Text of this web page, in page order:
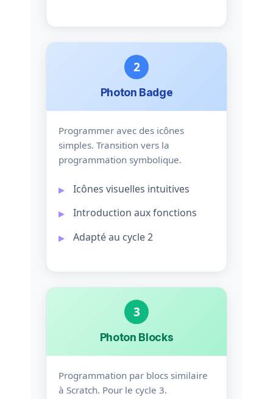
2
Photon Badge
Programmer avec des icônes
simples. Transition vers la
programmation symbolique.
Icônes visuelles intuitives
Introduction aux fonctions
Adapté au cycle 2
3
Photon Blocks
Programmation par blocs similaire
à Scratch. Pour le cycle 3.